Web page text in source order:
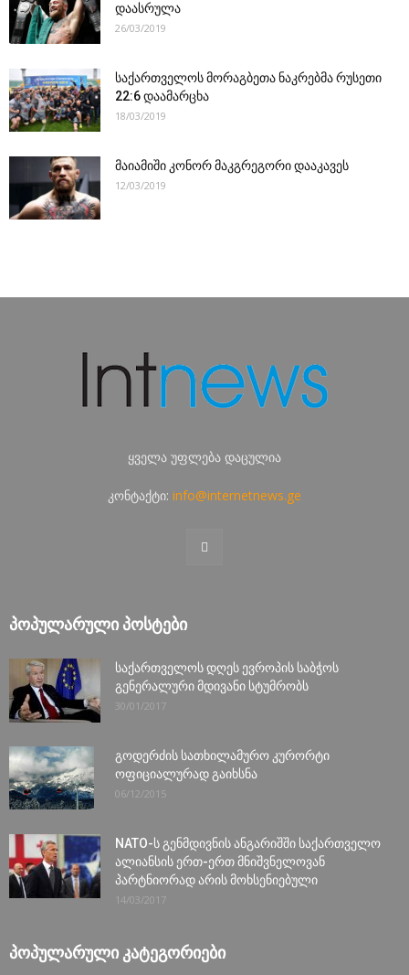
დაასრულა
26/03/2019
საქართველოს მორაგბეთა ნაკრებმა რუსეთი
22:6 დაამარცხა
18/03/2019
მაიამიში კონორ მაკგრეგორი დააკავეს
12/03/2019
ყველა უფლება დაცულია
კონტაქტი: info@internetnews.ge
ᲞᲝᲞᲣᲚᲐᲠᲣᲚᲘ ᲞᲝᲡᲢᲔᲑᲘ
საქართველოს დღეს ევროპის საბჭოს
გენერალური მდივანი სტუმრობს
30/01/2017
გოდერძის სათხილამურო კურორტი
ოფიციალურად გაიხსნა
06/12/2015
NATO-ს გენმდივნის ანგარიშში საქართველო
ალიანსის ერთ-ერთ მნიშვნელოვან
პარტნიორად არის მოხსენიებული
14/03/2017
ᲞᲝᲞᲣᲚᲐᲠᲣᲚᲘ ᲙᲐᲢᲔᲒᲝᲠᲘᲔᲑᲘ